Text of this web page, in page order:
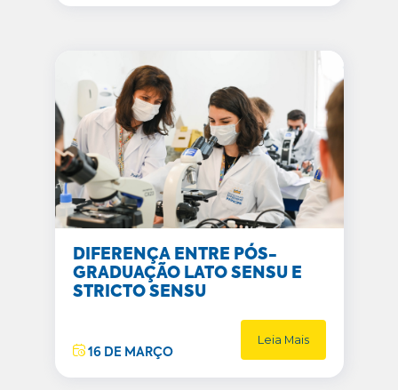
DIFERENÇA ENTRE PÓS-
GRADUAÇÃO LATO SENSU E
STRICTO SENSU
16 DE MARÇO
Leia Mais